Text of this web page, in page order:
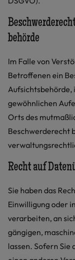
behörde
Im Falle von
Betroffenen ein
Aufsichtsbehörde,
gewöhnlichen
Orts des
Beschwerderecht
Recht auf
Sie haben das
Einwilligung oder
verarbeiten, an
gängigen,
lassen. Sofern Sie